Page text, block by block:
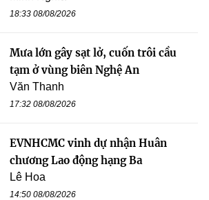
18:33 08/08/2026
Mưa lớn gây sạt lở, cuốn trôi cầu
tạm ở vùng biên Nghệ An
Văn Thanh
17:32 08/08/2026
EVNHCMC vinh dự nhận Huân
chương Lao động hạng Ba
Lê Hoa
14:50 08/08/2026